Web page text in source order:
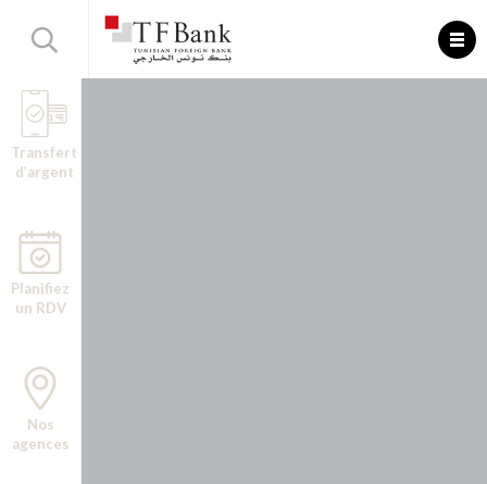
Transfert
d’argent
Planifiez
un RDV
Nos
agences